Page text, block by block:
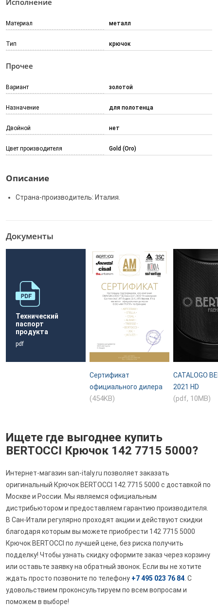
Исполнение
Материал металл
Тип крючок
Прочее
Вариант золотой
Назначение для полотенца
Двойной нет
Цвет производителя Gold (Oro)
Описание
Страна-производитель: Италия.
Документы
Технический
паспорт
продукта
pdf
Сертификат
официального дилера
(454KB)
CATALOGO
2021 HD
(pdf, 10MB)
Ищете где выгоднее купить
BERTOCCI Крючок 142 7715 5000?
Интернет-магазин san-italy.ru позволяет заказать
оригинальный Крючок BERTOCCI 142 7715 5000 с доставкой по
Москве и России. Мы являемся официальным
дистрибьютором и предоставляем гарантию производителя.
В Сан-Итали регулярно проходят акции и действуют скидки
благодаря которым вы можете приобрести 142 7715 5000
Крючок BERTOCCI по лучшей цене, без риска получить
подделку! Чтобы узнать скидку оформите заказ через корзину
или оставьте заявку на обратный звонок. Если вы не хотите
ждать просто позвоните по телефону +7 495 023 76 84 . С
удовольствием проконсультируем по всем вопросам и
поможем в выборе!